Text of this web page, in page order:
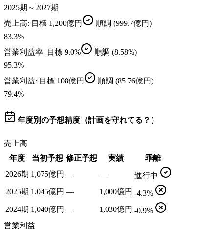
2025期～2027期
売上高: 目標 1,200億円 順調 (999.7億円)
83.3%
営業利益率: 目標 9.0% 順調 (8.58%)
95.3%
営業利益: 目標 108億円 順調 (85.76億円)
79.4%
年度別の予想精度（計画を守れてる？）
売上高
年度
当初予想 修正予想 実績
乖離
2026期 1,075億円 — —
進行中
2025期 1,045億円 — 1,000億円 -4.3%
2024期 1,040億円 — 1,030億円 -0.9%
営業利益